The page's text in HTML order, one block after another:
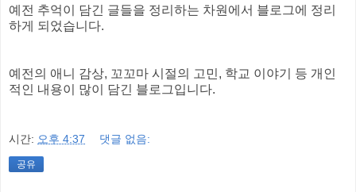
예전 추억이 담긴 글들을 정리하는 차원에서 블로그에 정리
하게 되었습니다.
예전의 애니 감상, 꼬꼬마 시절의 고민, 학교 이야기 등 개인
적인 내용이 많이 담긴 블로그입니다.
시간: 오후 4:37 댓글 없음:
공유